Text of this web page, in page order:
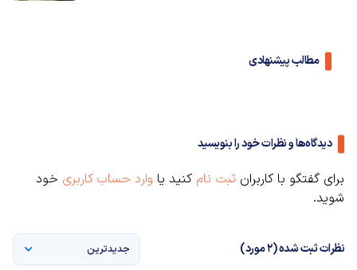
مطالب پیشنهادی
دیدگاه‌ها و نظرات خود را بنویسید
برای گفتگو با کاربران ثبت نام کنید یا وارد حساب کاربری خود
شوید.
نظرات ثبت شده (2 مورد) جدیدترین